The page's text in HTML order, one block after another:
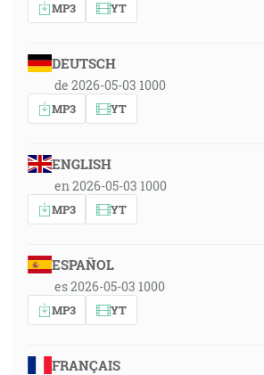
MP3 YT
DEUTSCH
de 2026-05-03 1000
MP3 YT
ENGLISH
en 2026-05-03 1000
MP3 YT
ESPAÑOL
es 2026-05-03 1000
MP3 YT
FRANÇAIS